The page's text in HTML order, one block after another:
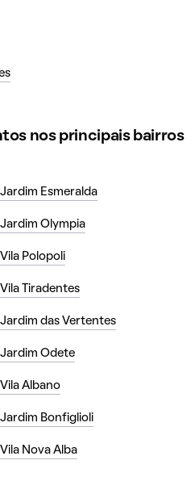
nos principais bairros
Esmeralda
Olympia
Polopoli
Tiradentes
das Vertentes
Odete
Albano
Bonfiglioli
Nova Alba